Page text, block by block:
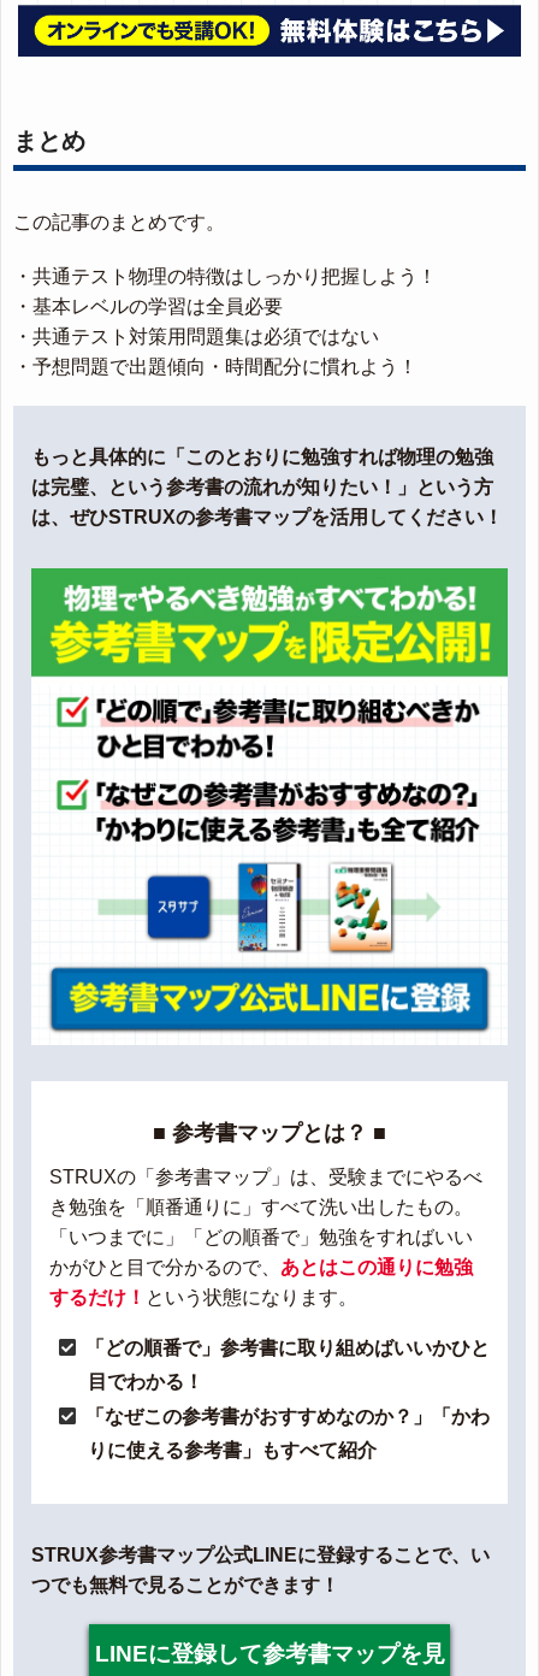
まとめ
この記事のまとめです。
・共通テスト物理の特徴はしっかり把握しよう！
・基本レベルの学習は全員必要
・共通テスト対策用問題集は必須ではない
・予想問題で出題傾向・時間配分に慣れよう！
もっと具体的に「このとおりに勉強すれば物理の勉強
は完璧、という参考書の流れが知りたい！」という方
は、ぜひSTRUXの参考書マップを活用してください！
■ 参考書マップとは？ ■
STRUXの「参考書マップ」は、受験までにやるべ
き勉強を「順番通りに」すべて洗い出したもの。
「いつまでに」「どの順番で」勉強をすればいい
かがひと目で分かるので、 あとはこの通りに勉強
するだけ！ という状態になります。
「どの順番で」参考書に取り組めばいいかひと
目でわかる！
「なぜこの参考書がおすすめなのか？」「かわ
りに使える参考書」もすべて紹介
STRUX参考書マップ公式LINEに登録することで、い
つでも無料で見ることができます！
LINEに登録して参考書マップを見